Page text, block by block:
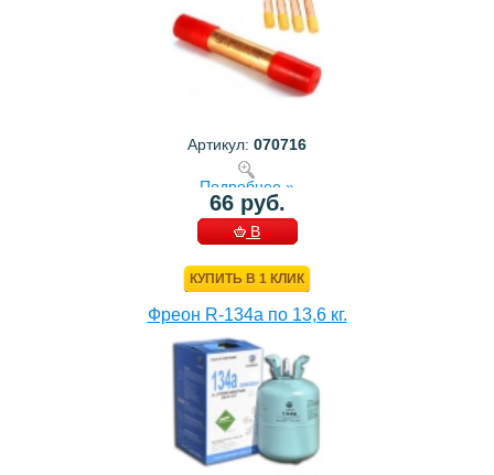
Артикул: 070716
Подробнее »
66 руб.
В
КУПИТЬ В 1 КЛИК
Фреон R-134a по 13,6 кг.